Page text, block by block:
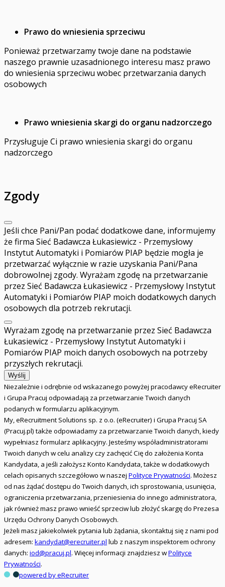
Prawo do wniesienia sprzeciwu
Ponieważ przetwarzamy twoje dane na podstawie
naszego prawnie uzasadnionego interesu masz prawo
do wniesienia sprzeciwu wobec przetwarzania danych
osobowych
Prawo wniesienia skargi do organu nadzorczego
Przysługuje Ci prawo wniesienia skargi do organu
nadzorczego
Zgody
Jeśli chce Pani/Pan podać dodatkowe dane, informujemy
że firma Sieć Badawcza Łukasiewicz - Przemysłowy
Instytut Automatyki i Pomiarów PIAP będzie mogła je
przetwarzać wyłącznie w razie uzyskania Pani/Pana
dobrowolnej zgody. Wyrażam zgodę na przetwarzanie
przez Sieć Badawcza Łukasiewicz - Przemysłowy Instytut
Automatyki i Pomiarów PIAP moich dodatkowych danych
osobowych dla potrzeb rekrutacji.
Wyrażam zgodę na przetwarzanie przez Sieć Badawcza
Łukasiewicz - Przemysłowy Instytut Automatyki i
Pomiarów PIAP moich danych osobowych na potrzeby
przyszłych rekrutacji.
Wyślij
Niezależnie i odrębnie od wskazanego powyżej pracodawcy eRecruiter
i Grupa Pracuj odpowiadają za przetwarzanie Twoich danych
podanych w formularzu aplikacyjnym.
My, eRecruitment Solutions sp. z o.o. (eRecruiter) i Grupa Pracuj SA
(Pracuj.pl) także odpowiadamy za przetwarzanie Twoich danych, kiedy
wypełniasz formularz aplikacyjny. Jesteśmy współadministratorami
Twoich danych w celu analizy czy zachęcić Cię do założenia Konta
Kandydata, a jeśli założysz Konto Kandydata, także w dodatkowych
celach opisanych szczegółowo w naszej Polityce Prywatności. Możesz
od nas żądać dostępu do Twoich danych, ich sprostowania, usunięcia,
ograniczenia przetwarzania, przeniesienia do innego administratora,
jak również masz prawo wnieść sprzeciw lub złożyć skargę do Prezesa
Urzędu Ochrony Danych Osobowych.
Jeżeli masz jakiekolwiek pytania lub żądania, skontaktuj się z nami pod
adresem: kandydat@erecruiter.pl lub z naszym inspektorem ochrony
danych: iod@pracuj.pl. Więcej informacji znajdziesz wPolityce
Prywatności.
powered by eRecruiter